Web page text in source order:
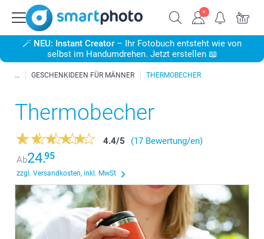
🪄 NEU: Instant Creator – Ihr Fotobuch entsteht wie von
selbst im Handumdrehen. Jetzt erstellen 📖
GESCHENKIDEEN FÜR MÄNNER THERMOBECHER
Thermobecher
4.4/5
(17 Bewertung/en)
Ab24.95
zzgl. Versandkosten, inkl. MwSt